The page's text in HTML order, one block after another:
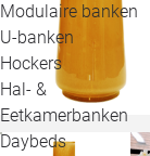
Modulaire banken
U-banken
Hockers
Hal- &
Eetkamerbanken
Daybeds